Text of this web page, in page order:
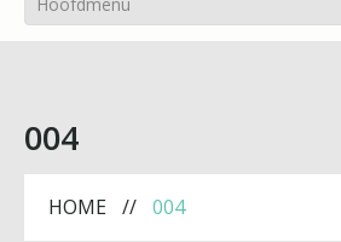
004
HOME 004